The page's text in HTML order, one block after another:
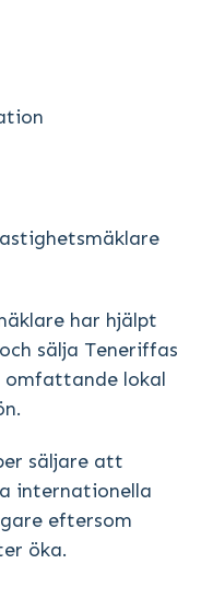
har hjälpt
sälja Teneriffas
omfattande lokal
säljare att
internationella
eftersom
öka.